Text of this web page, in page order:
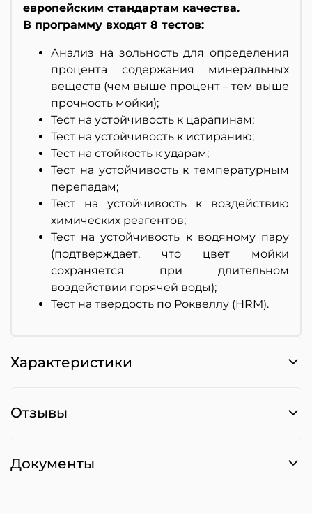
европейским стандартам качества.
В программу входят 8 тестов:
Анализ на зольность для определения
процента содержания минеральных
веществ (чем выше процент – тем выше
прочность мойки);
Тест на устойчивость к царапинам;
Тест на устойчивость к истиранию;
Тест на стойкость к ударам;
Тест на устойчивость к температурным
перепадам;
Тест на устойчивость к воздействию
химических реагентов;
Тест на устойчивость к водяному пару
(подтверждает, что цвет мойки
сохраняется при длительном
воздействии горячей воды);
Тест на твердость по Роквеллу (HRM).
Характеристики
Отзывы
Документы